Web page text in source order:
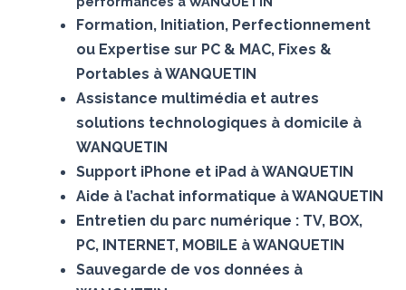
Formation, Initiation, Perfectionnement
ou Expertise sur PC & MAC, Fixes &
Portables à WANQUETIN
Assistance multimédia et autres
solutions technologiques à domicile à
WANQUETIN
Support iPhone et iPad à WANQUETIN
Aide à l’achat informatique à WANQUETIN
Entretien du parc numérique : TV, BOX,
PC, INTERNET, MOBILE à WANQUETIN
Sauvegarde de vos données à